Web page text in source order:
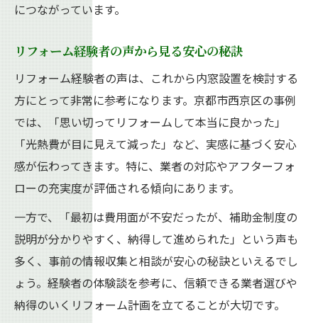
につながっています。
リフォーム経験者の声から見る安心の秘訣
リフォーム経験者の声は、これから内窓設置を検討する
方にとって非常に参考になります。京都市西京区の事例
では、「思い切ってリフォームして本当に良かった」
「光熱費が目に見えて減った」など、実感に基づく安心
感が伝わってきます。特に、業者の対応やアフターフォ
ローの充実度が評価される傾向にあります。
一方で、「最初は費用面が不安だったが、補助金制度の
説明が分かりやすく、納得して進められた」という声も
多く、事前の情報収集と相談が安心の秘訣といえるでし
ょう。経験者の体験談を参考に、信頼できる業者選びや
納得のいくリフォーム計画を立てることが大切です。